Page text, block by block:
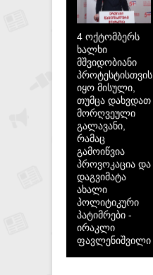
4 ოქტომბერს
ხალხი
მშვიდობიანი
პროტესტისთვის
იყო მისული,
თუმცა დახვდათ
მორღვეული
გალავანი,
რამაც
გამოიწვია
პროვოკაცია და
დაგვიმატა
ახალი
პოლიტიკური
პატიმრები -
ირაკლი
ფავლენიშვილი